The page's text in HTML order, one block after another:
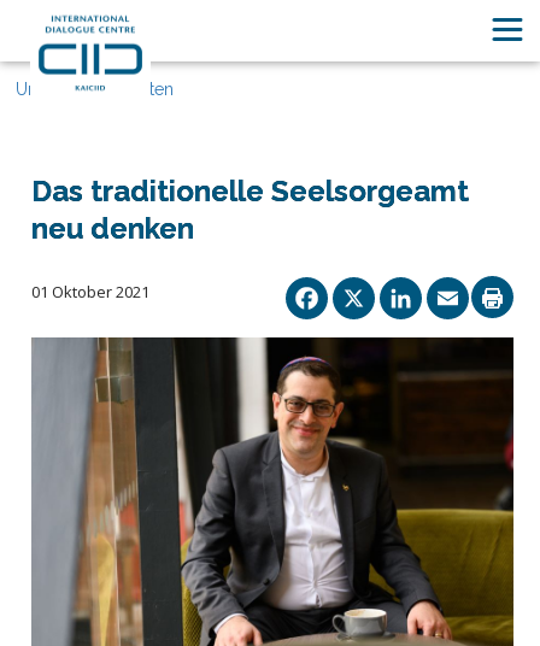
Unsere Geschichten
Das traditionelle Seelsorgeamt
neu denken
01 Oktober 2021 Facebook
X